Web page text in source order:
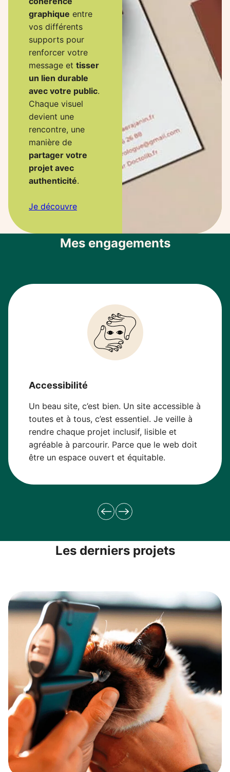
graphique entre
vos différents
supports pour
renforcer votre
message et tisser
un lien durable
avec votre public.
Chaque visuel
devient une
rencontre, une
manière de
partager votre
projet avec
authenticité.
Je découvre
Mes engagements
Accessibilité
Un beau site, c’est bien. Un site accessible à
toutes et à tous, c’est essentiel. Je veille à
rendre chaque projet inclusif, lisible et
agréable à parcourir. Parce que le web doit
être un espace ouvert et équitable.
Les derniers projets